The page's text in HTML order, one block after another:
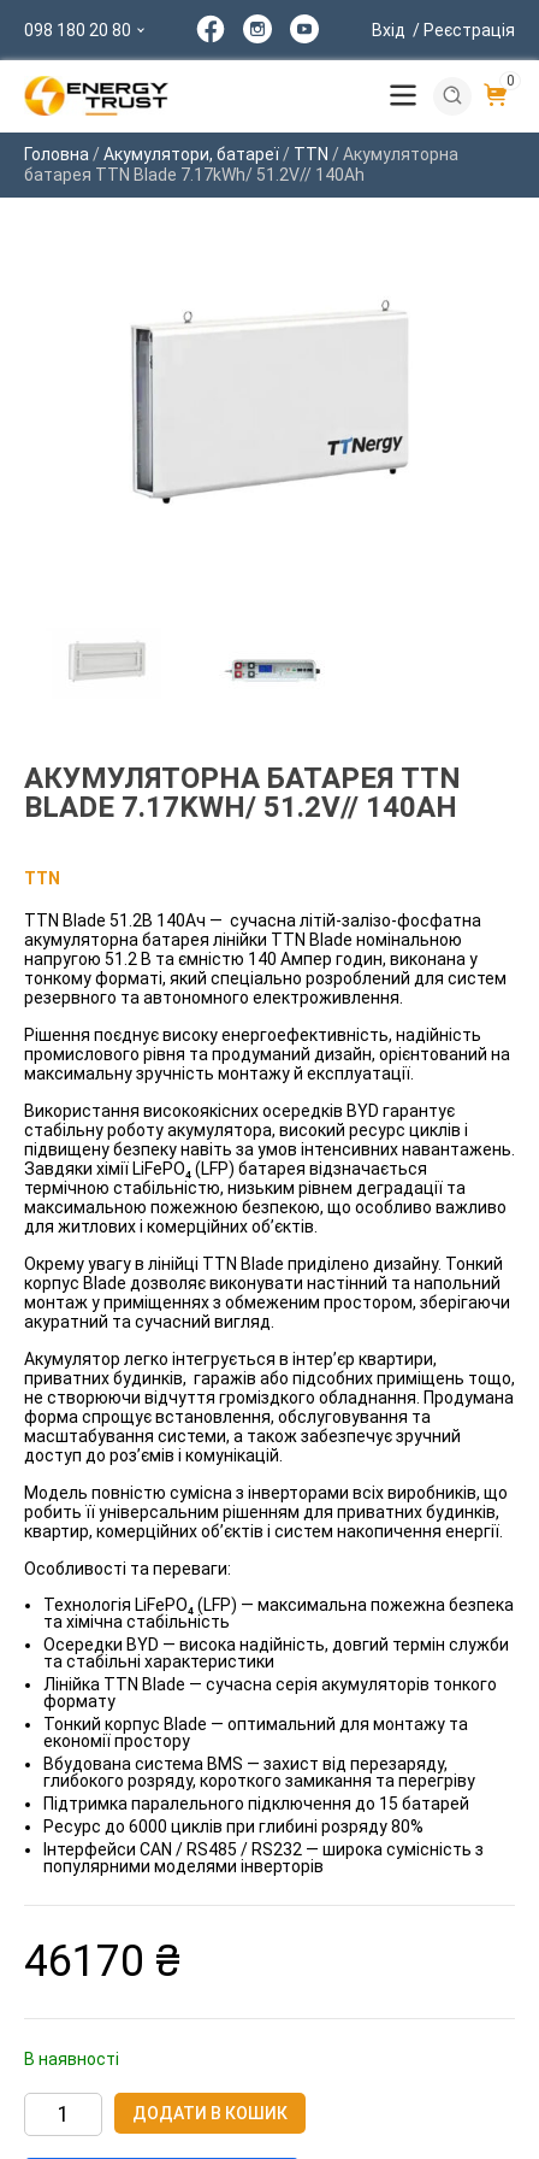
098 180 20 80 Вхід / Реєстрація
0
Головна /Акумулятори, батареї / TTN / Акумуляторна
батарея TTN Blade 7.17kWh/ 51.2V// 140Ah
АКУМУЛЯТОРНА БАТАРЕЯ TTN
BLADE 7.17KWH/ 51.2V// 140AH
TTN
TTN Blade 51.2В 140Aч — сучасна літій-залізо-фосфатна
акумуляторна батарея лінійки TTN Blade номінальною
напругою 51.2 В та ємністю 140 Ампер годин, виконана у
тонкому форматі, який спеціально розроблений для систем
резервного та автономного електроживлення.
Рішення поєднує високу енергоефективність, надійність
промислового рівня та продуманий дизайн, орієнтований на
максимальну зручність монтажу й експлуатації.
Використання високоякісних осередків BYD гарантує
стабільну роботу акумулятора, високий ресурс циклів і
підвищену безпеку навіть за умов інтенсивних навантажень.
Завдяки хімії LiFePO₄ (LFP) батарея відзначається
термічною стабільністю, низьким рівнем деградації та
максимальною пожежною безпекою, що особливо важливо
для житлових і комерційних об’єктів.
Окрему увагу в лінійці TTN Blade приділено дизайну. Тонкий
корпус Blade дозволяє виконувати настінний та напольний
монтаж у приміщеннях з обмеженим простором, зберігаючи
акуратний та сучасний вигляд.
Акумулятор легко інтегрується в інтер’єр квартири,
приватних будинків, гаражів або підсобних приміщень тощо,
не створюючи відчуття громіздкого обладнання. Продумана
форма спрощує встановлення, обслуговування та
масштабування системи, а також забезпечує зручний
доступ до роз’ємів і комунікацій.
Модель повністю сумісна з інверторами всіх виробників, що
робить її універсальним рішенням для приватних будинків,
квартир, комерційних об’єктів і систем накопичення енергії.
Особливості та переваги:
Технологія LiFePO₄ (LFP) — максимальна пожежна безпека
та хімічна стабільність
Осередки BYD — висока надійність, довгий термін служби
та стабільні характеристики
Лінійка TTN Blade — сучасна серія акумуляторів тонкого
формату
Тонкий корпус Blade — оптимальний для монтажу та
економії простору
Вбудована система BMS — захист від перезаряду,
глибокого розряду, короткого замикання та перегріву
Підтримка паралельного підключення до 15 батарей
Ресурс до 6000 циклів при глибині розряду 80%
Інтерфейси CAN / RS485 / RS232 — широка сумісність з
популярними моделями інверторів
46170 ₴
В наявності
Акумуляторна
TTN
ДОДАТИ В КОШИК